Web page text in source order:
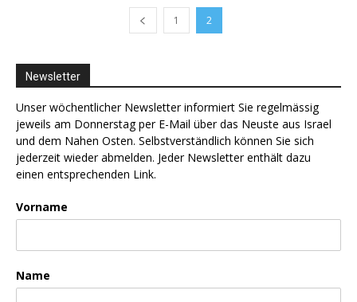
1 2
Newsletter
Unser wöchentlicher Newsletter informiert Sie regelmässig
jeweils am Donnerstag per E-Mail über das Neuste aus Israel
und dem Nahen Osten. Selbstverständlich können Sie sich
jederzeit wieder abmelden. Jeder Newsletter enthält dazu
einen entsprechenden Link.
Vorname
Name